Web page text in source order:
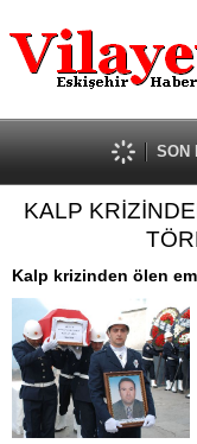
Güncel
Ekonomi
Politika
Eğitim
Spor
Kültür-Sanat
Röportaj
Tanıtım Yazısı
SON
KALP
Kalp krizinden ölen